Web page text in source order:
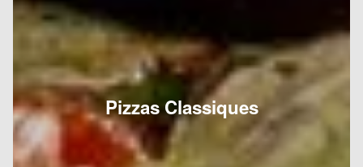
Pizzas Classiques